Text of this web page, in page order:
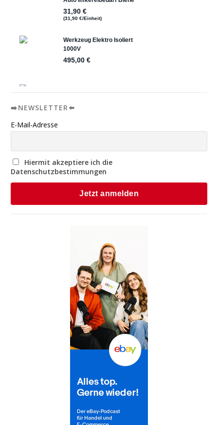
➡️NEWSLETTER⬅️
E-Mail-Adresse
Hiermit akzeptiere ich die
Datenschutzbestimmungen